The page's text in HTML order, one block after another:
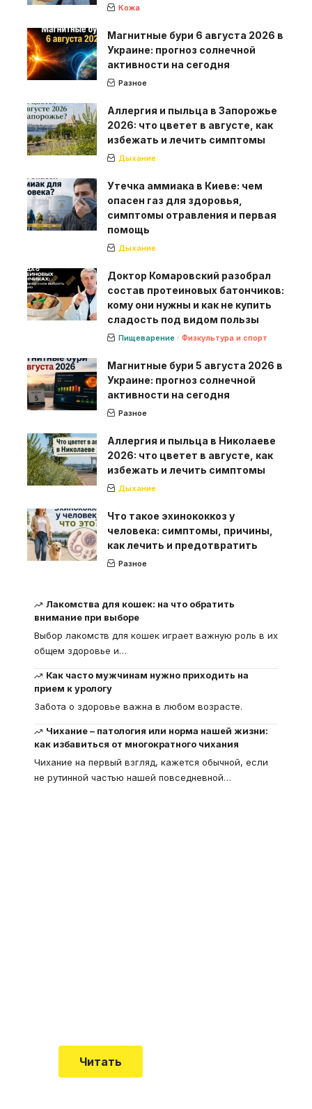
Кожа
Магнитные бури 6 августа 2026 в
Украине: прогноз солнечной
активности на сегодня
Разное
Аллергия и пыльца в Запорожье
2026: что цветет в августе, как
избежать и лечить симптомы
Дыхание
Утечка аммиака в Киеве: чем
опасен газ для здоровья,
симптомы отравления и первая
помощь
Дыхание
Доктор Комаровский разобрал
состав протеиновых батончиков:
кому они нужны и как не купить
сладость под видом пользы
Пищеварение Физкультура и спорт
Магнитные бури 5 августа 2026 в
Украине: прогноз солнечной
активности на сегодня
Разное
Аллергия и пыльца в Николаеве
2026: что цветет в августе, как
избежать и лечить симптомы
Дыхание
Что такое эхинококкоз у
человека: симптомы, причины,
как лечить и предотвратить
Разное
Лакомства для кошек: на что обратить
внимание при выборе
Выбор лакомств для кошек играет важную роль в их
общем здоровье и…
Как часто мужчинам нужно приходить на
прием к урологу
Забота о здоровье важна в любом возрасте.
Чихание – патология или норма нашей жизни:
как избавиться от многократного чихания
Чихание на первый взгляд, кажется обычной, если
не рутинной частью нашей повседневной…
Читать